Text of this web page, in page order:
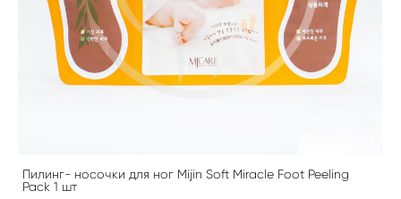
Пилинг- носочки для ног Mijin Soft Miracle Foot Peeling
Pack 1 шт